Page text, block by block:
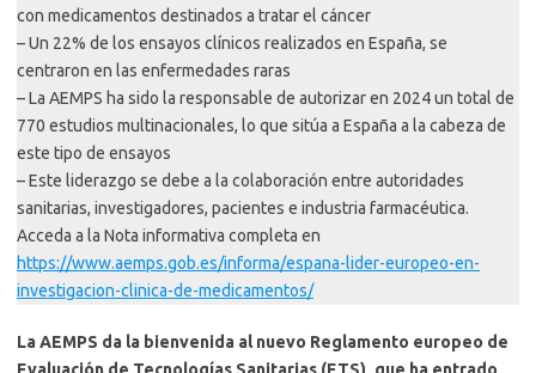
con medicamentos destinados a tratar el cáncer
– Un 22% de los ensayos clínicos realizados en España, se
centraron en las enfermedades raras
– La AEMPS ha sido la responsable de autorizar en 2024 un total de
770 estudios multinacionales, lo que sitúa a España a la cabeza de
este tipo de ensayos
– Este liderazgo se debe a la colaboración entre autoridades
sanitarias, investigadores, pacientes e industria farmacéutica.
Acceda a la Nota informativa completa en
https://www.aemps.gob.es/informa/espana-lider-europeo-en-
investigacion-clinica-de-medicamentos/
La AEMPS da la bienvenida al nuevo Reglamento europeo de